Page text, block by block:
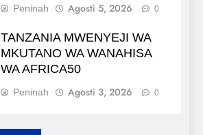
Peninah Agosti 5, 2026 0
TANZANIA MWENYEJI WA
MKUTANO WA WANAHISA
WA AFRICA50
Peninah Agosti 3, 2026 0